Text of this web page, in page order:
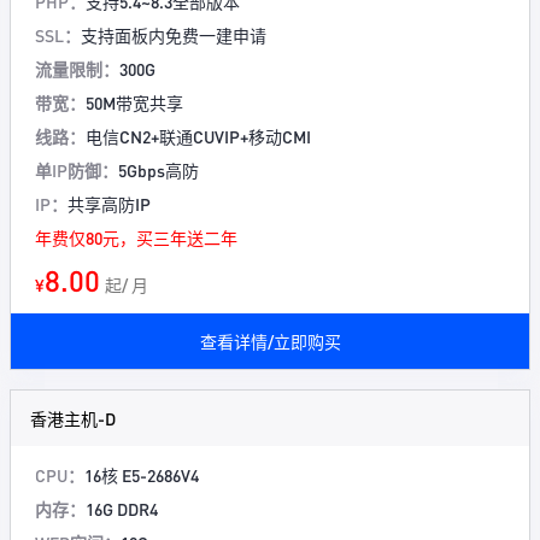
SSL： 支持面板内免费一建申请
流量限制： 300G
带宽： 50M带宽共享
线路： 电信CN2+联通CUVIP+移动CMI
单IP防御： 5Gbps高防
IP： 共享高防IP
年费仅80元，买三年送二年
¥8.00 起/ 月
查看详情/立即购买
香港主机-D
CPU： 16核 E5-2686V4
内存： 16G DDR4